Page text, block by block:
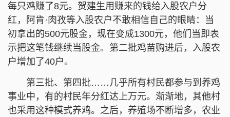
每只鸡赚了8元。贺建生用赚来的钱给入股农户分
红，阿肯·肉孜等入股农户不敢相信自己的眼睛：当
初拿出的500元股金，现在变成1300元，他们当即表
示把这笔钱继续当股金。第二批鸡苗购进后，入股农
户增加了40户。
第三批、第四批……几乎所有村民都参与到养鸡
事业中，有的村民年分红达上万元。渐渐地，其他村
也采用这种模式养鸡。之后，养殖场不断增多，农业